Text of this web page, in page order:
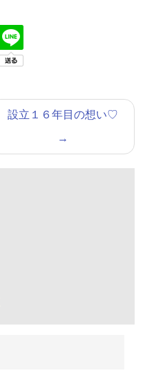
設立１６年目の想い♡
→